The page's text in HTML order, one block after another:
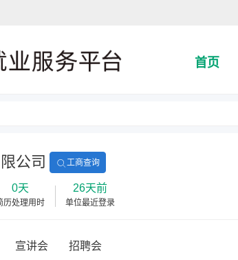
首页
公司 工商查询
0天
历处理用时
26天前
单位最近登录
宣讲会 招聘会